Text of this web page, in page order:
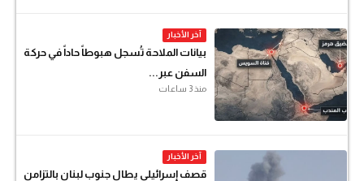
آخر الأخبار
بيانات الملاحة تُسجل هبوطاً حاداً في حركة
السفن عبر...
منذ 3 ساعات
آخر الأخبار
قصف إسرائيلي يطال جنوب لبنان بالتزامن